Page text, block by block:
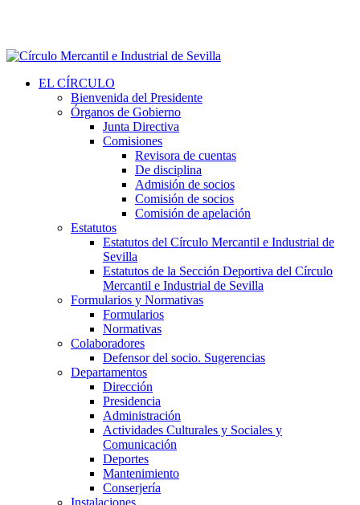
EL CÍRCULO
Bienvenida del Presidente
Órganos de Gobierno
Junta Directiva
Comisiones
Revisora de cuentas
De disciplina
Admisión de socios
Comisión de socios
Comisión de apelación
Estatutos
Estatutos del Círculo Mercantil e Industrial de
Sevilla
Estatutos de la Sección Deportiva del Círculo
Mercantil e Industrial de Sevilla
Formularios y Normativas
Formularios
Normativas
Colaboradores
Defensor del socio. Sugerencias
Departamentos
Dirección
Presidencia
Administración
Actividades Culturales y Sociales y
Comunicación
Deportes
Mantenimiento
Conserjería
Instalaciones